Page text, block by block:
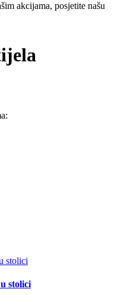
akcijama, posjetite našu
stolici